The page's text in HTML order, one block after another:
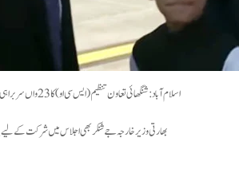
اسلام آباد: شنگھائی تعاون تنظیم (ایس سی او) کا 23 واں سربراہی اجلاس آج سے اسلام آباد میں شروع ہوگا جس میں شرکت کے لیے غیر ملکی مہمانوں کی آمد جاری ہے۔
بھارتی وزیر خارجہ جے شنکر بھی اجلاس میں شرکت کے لیے پاکستان پہنچ گئے جہاں نور خان